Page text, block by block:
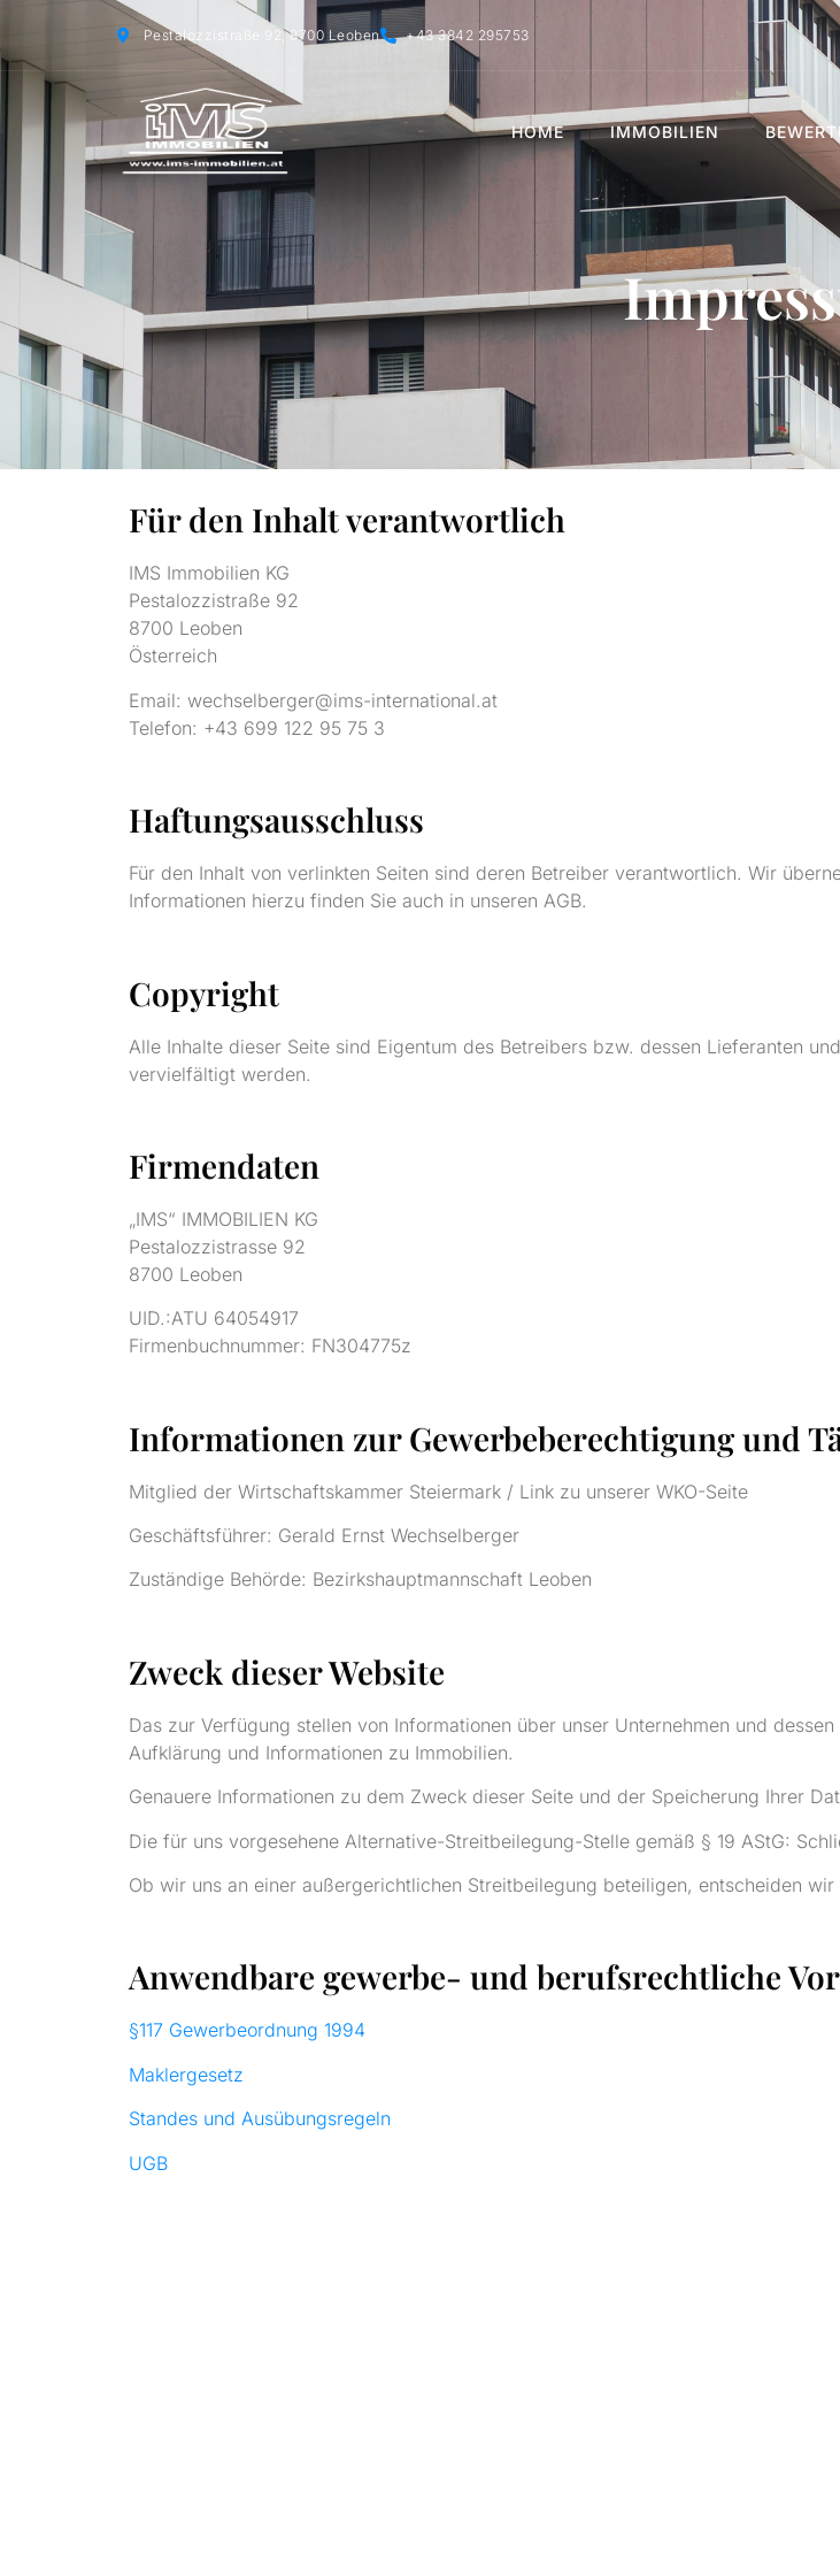
Pestalozzistraße 92, 8700 Leoben +43 3842 295753
HOME IMMOBILIEN
Für den Inhalt verantwortlich
IMS Immobilien KG
Pestalozzistraße 92
8700 Leoben
Österreich
Email: wechselberger@ims-international.at
Telefon: +43 699 122 95 75 3
Haftungsausschluss
Für den Inhalt von verlinkten Seiten sind deren Betreiber verantwortlich. Wir
Informationen hierzu finden Sie auch in unseren AGB.
Copyright
Alle Inhalte dieser Seite sind Eigentum des Betreibers bzw. dessen Lieferanten
vervielfältigt werden.
Firmendaten
„IMS“ IMMOBILIEN KG
Pestalozzistrasse 92
8700 Leoben
UID.:ATU 64054917
Firmenbuchnummer: FN304775z
Informationen zur Gewerbeberechtigung und
Mitglied der Wirtschaftskammer Steiermark / Link zu unserer WKO-Seite
Geschäftsführer: Gerald Ernst Wechselberger
Zuständige Behörde: Bezirkshauptmannschaft Leoben
Zweck dieser Website
Das zur Verfügung stellen von Informationen über unser Unternehmen und
Aufklärung und Informationen zu Immobilien.
Genauere Informationen zu dem Zweck dieser Seite und der Speicherung Ihrer
Die für uns vorgesehene Alternative-Streitbeilegung-Stelle gemäß § 19 AStG:
Ob wir uns an einer außergerichtlichen Streitbeilegung beteiligen, entscheiden wir
Anwendbare gewerbe- und berufsrechtliche
§117 Gewerbeordnung 1994
Maklergesetz
Standes und Ausübungsregeln
UGB